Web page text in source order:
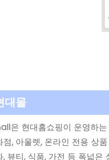
대몰
은 현대홈쇼핑이 운영하
점, 아울렛, 온라인 전용 상
, 뷰티, 식품, 가전 등 폭넓